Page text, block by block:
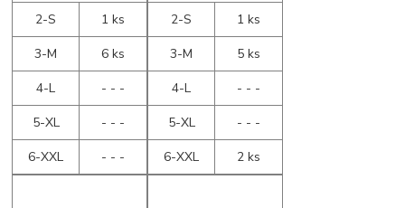
2-S
1 ks
3-M
6 ks
4-L
- - -
5-XL
- - -
6-XXL
- - -
2-S
1 ks
3-M
5 ks
4-L
- - -
5-XL
- - -
6-XXL
2 ks